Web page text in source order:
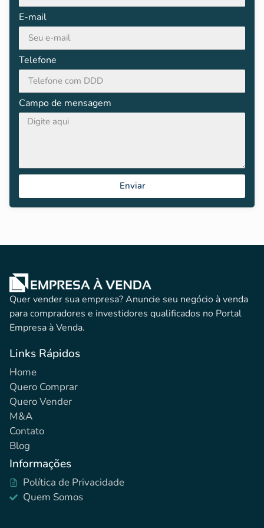
E-mail
Telefone
Campo de mensagem
Enviar
Quer vender sua empresa? Anuncie seu negócio à venda
para compradores e investidores qualificados no Portal
Empresa à Venda.
Links Rápidos
Home
Quero Comprar
Quero Vender
M&A
Contato
Blog
Informações
Política de Privacidade
Quem Somos